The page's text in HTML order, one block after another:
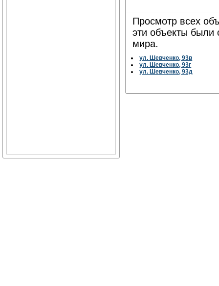
Просмотр всех
эти объекты были
мира.
ул. Шевченко, 93в
ул. Шевченко, 93г
ул. Шевченко, 93д